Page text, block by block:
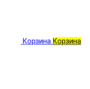
Корзина Корзина